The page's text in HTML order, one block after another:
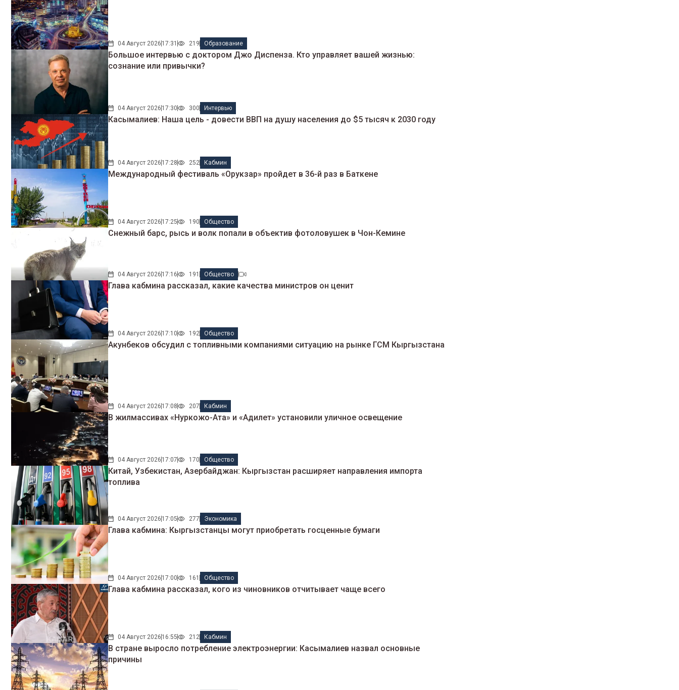
04 Август 2026 17:31 219 Образование
Большое интервью с доктором Джо Диспенза. Кто управляет вашей жизнью:
сознание или привычки?
04 Август 2026 17:30 300 Интервью
Касымалиев: Наша цель - довести ВВП на душу населения до $5 тысяч к 2030 году
04 Август 2026 17:28 252 Кабмин
Международный фестиваль «Орукзар» пройдет в 36-й раз в Баткене
04 Август 2026 17:25 190 Общество
Снежный барс, рысь и волк попали в объектив фотоловушек в Чон-Кемине
04 Август 2026 17:16 191 Общество
Глава кабмина рассказал, какие качества министров он ценит
04 Август 2026 17:10 192 Общество
Акунбеков обсудил с топливными компаниями ситуацию на рынке ГСМ Кыргызстана
04 Август 2026 17:08 207 Кабмин
В жилмассивах «Нуркожо-Ата» и «Адилет» установили уличное освещение
04 Август 2026 17:07 170 Общество
Китай, Узбекистан, Азербайджан: Кыргызстан расширяет направления импорта
топлива
04 Август 2026 17:05 277 Экономика
Глава кабмина: Кыргызстанцы могут приобретать госценные бумаги
04 Август 2026 17:00 161 Общество
Глава кабмина рассказал, кого из чиновников отчитывает чаще всего
04 Август 2026 16:55 212 Кабмин
В стране выросло потребление электроэнергии: Касымалиев назвал основные
причины